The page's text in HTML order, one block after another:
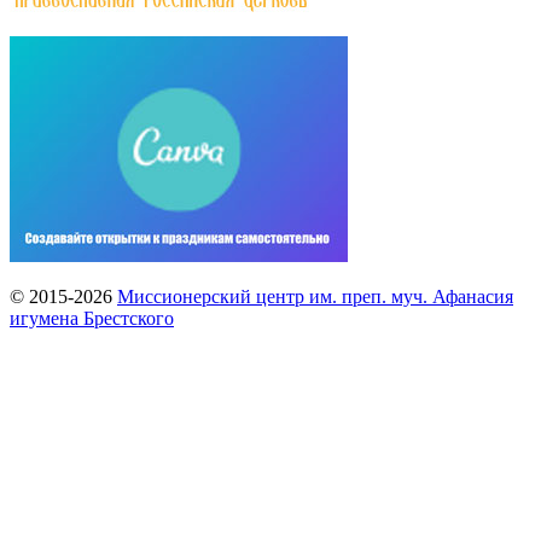
© 2015-2026 Миссионерский центр им. преп. муч. Афанасия
игумена Брестского